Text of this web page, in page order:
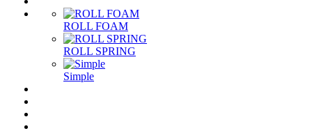
ROLL FOAM
ROLL SPRING
Simple